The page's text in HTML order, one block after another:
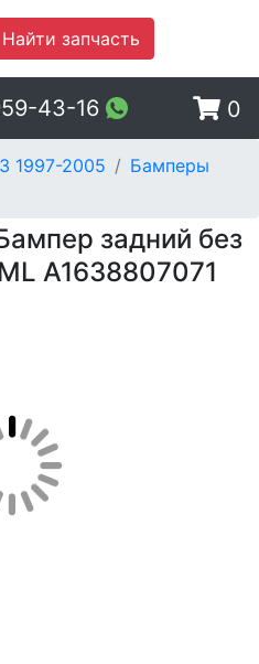
Найти запчасть
43-16 0
1997-2005
Бамперы
задний без
A1638807071